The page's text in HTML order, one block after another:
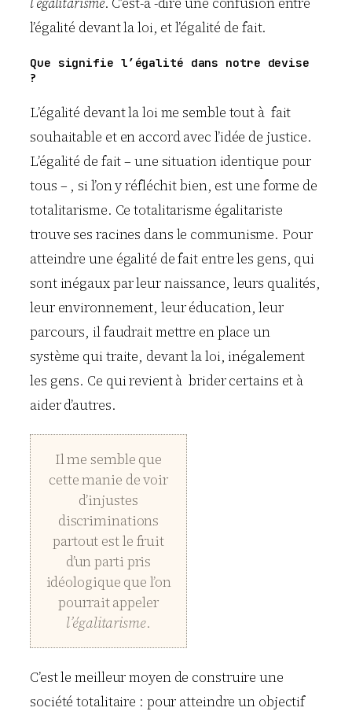
l’égalité devant la loi, et l’égalité de fait.
Que signifie l’égalité dans notre devise
?
L’égalité devant la loi me semble tout à fait
souhaitable et en accord avec l’idée de justice.
L’égalité de fait – une situation identique pour
tous – , si l’on y réfléchit bien, est une forme de
totalitarisme. Ce totalitarisme égalitariste
trouve ses racines dans le communisme. Pour
atteindre une égalité de fait entre les gens, qui
sont inégaux par leur naissance, leurs qualités,
leur environnement, leur éducation, leur
parcours, il faudrait mettre en place un
système qui traite, devant la loi, inégalement
les gens. Ce qui revient à brider certains et à
aider d’autres.
Il me semble que
cette manie de voir
d’injustes
discriminations
partout est le fruit
d’un parti pris
idéologique que l’on
pourrait appeler
l’égalitarisme.
C’est le meilleur moyen de construire une
société totalitaire : pour atteindre un objectif